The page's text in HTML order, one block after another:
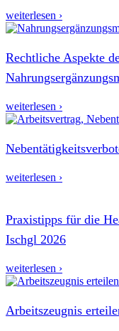
weiterlesen ›
Rechtliche Aspekte
weiterlesen ›
weiterlesen ›
Praxistipps für die
Ischgl 2026
weiterlesen ›
Arbeitszeugnis